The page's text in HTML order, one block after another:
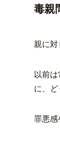
毒親
親に対
以前
に、ど
罪悪感